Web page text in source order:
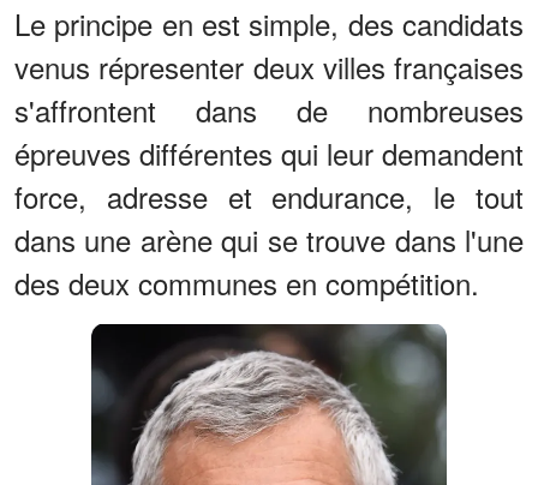
Le principe en est simple, des candidats
venus répresenter deux villes françaises
s'affrontent dans de nombreuses
épreuves différentes qui leur demandent
force, adresse et endurance, le tout
dans une arène qui se trouve dans l'une
des deux communes en compétition.